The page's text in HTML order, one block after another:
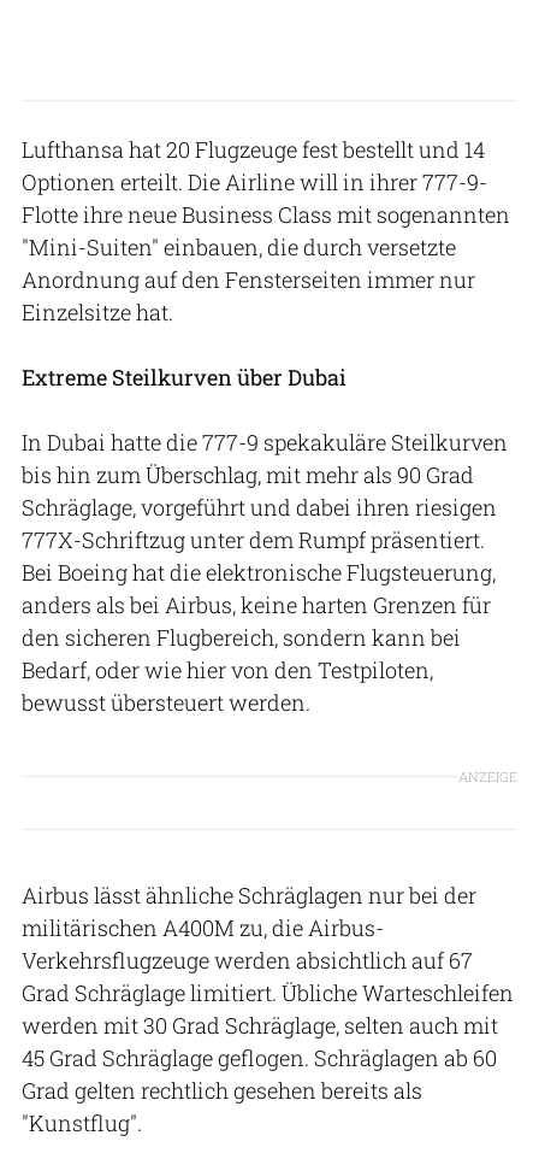
Lufthansa hat 20 Flugzeuge fest bestellt und 14
Optionen erteilt. Die Airline will in ihrer 777-9-
Flotte ihre neue Business Class mit sogenannten
"Mini-Suiten" einbauen, die durch versetzte
Anordnung auf den Fensterseiten immer nur
Einzelsitze hat.
Extreme Steilkurven über Dubai
In Dubai hatte die 777-9 spekakuläre Steilkurven
bis hin zum Überschlag, mit mehr als 90 Grad
Schräglage, vorgeführt und dabei ihren riesigen
777X-Schriftzug unter dem Rumpf präsentiert.
Bei Boeing hat die elektronische Flugsteuerung,
anders als bei Airbus, keine harten Grenzen für
den sicheren Flugbereich, sondern kann bei
Bedarf, oder wie hier von den Testpiloten,
bewusst übersteuert werden.
ANZEIGE
Airbus lässt ähnliche Schräglagen nur bei der
militärischen A400M zu, die Airbus-
Verkehrsflugzeuge werden absichtlich auf 67
Grad Schräglage limitiert. Übliche Warteschleifen
werden mit 30 Grad Schräglage, selten auch mit
45 Grad Schräglage geflogen. Schräglagen ab 60
Grad gelten rechtlich gesehen bereits als
"Kunstflug".